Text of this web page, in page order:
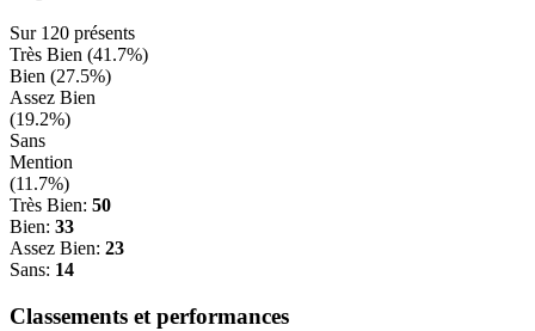
Sur 120 présents
Très Bien (41.7%)
Bien (27.5%)
Assez Bien
(19.2%)
Sans
Mention
(11.7%)
Très Bien: 50
Bien: 33
Assez Bien: 23
Sans: 14
Classements et performances